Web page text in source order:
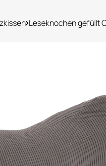
Leseknochen gefüllt